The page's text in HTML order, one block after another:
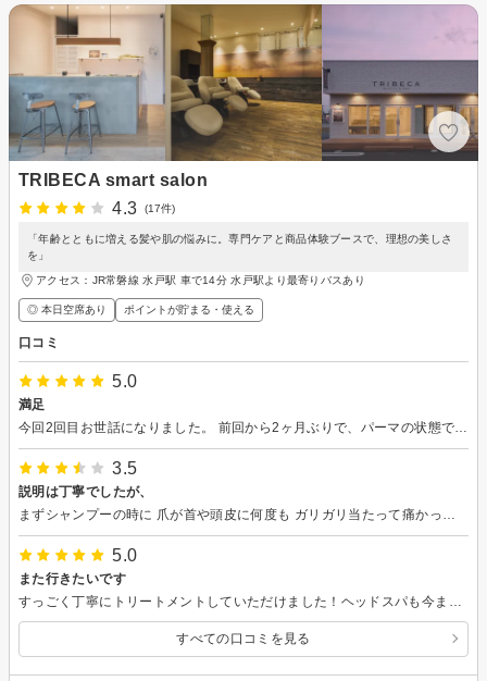
TRIBECA smart salon
4.3
(17件)
「年齢とともに増える髪や肌の悩みに。専門ケアと商品体験ブースで、理想の美しさ
を」
アクセス：JR常磐線 水戸駅 車で14分 水戸駅より最寄りバスあり
◎ 本日空席あり ポイントが貯まる・使える
口コミ
5.0
満足
3.5
説明は丁寧でしたが、
5.0
また行きたいです
すべての口コミを見る